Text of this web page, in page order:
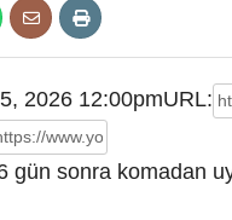
2026 12:00pmURL:
gün sonra komadan